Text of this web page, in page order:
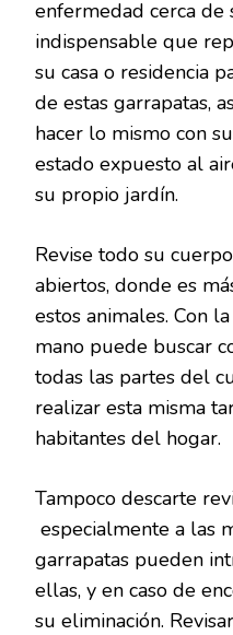
enfermedad cerca de
indispensable que
su casa o residencia
de estas garrapatas,
hacer lo mismo con
estado expuesto al
su propio jardín.
Revise todo su
abiertos, donde es
estos animales. Con
mano puede buscar
todas las partes del
realizar esta misma
habitantes del hogar.
Tampoco descarte
especialmente a las
garrapatas pueden
ellas, y en caso de
su eliminación.